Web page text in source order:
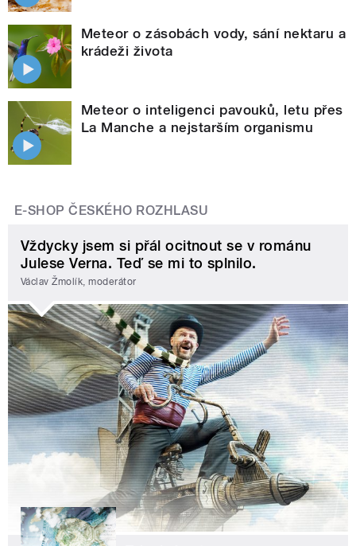
Meteor o zásobách vody, sání nektaru a
krádeži života
Meteor o inteligenci pavouků, letu přes
La Manche a nejstarším organismu
E-SHOP ČESKÉHO ROZHLASU
Vždycky jsem si přál ocitnout se v románu
Julese Verna. Teď se mi to splnilo.
Václav Žmolík, moderátor